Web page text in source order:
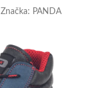
Značka: PANDA